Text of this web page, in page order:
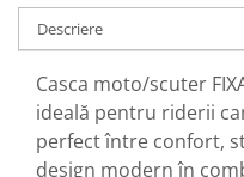
Descriere
Casca moto/scuter
ideală pentru riderii
perfect între confort,
design modern în